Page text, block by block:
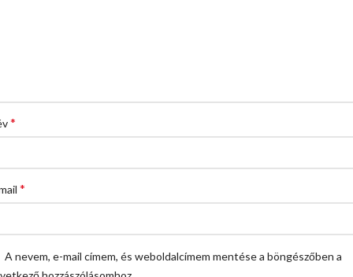
*
*
A nevem, e-mail címem, és weboldalcímem mentése a böngészőben a